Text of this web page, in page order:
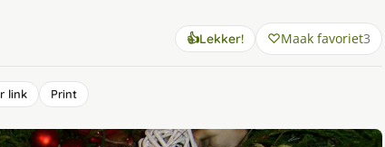
👍Lekker! Maak favoriet3
link Print